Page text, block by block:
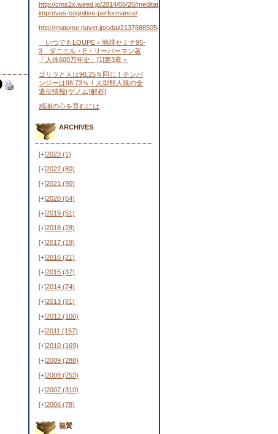
http://cms2x.wired.jp/2014/08/20/meditation-
improves-cognitive-performance/
http://matome.naver.jp/odai/2137688505443481701
いつでもLOUPE＜地球セミナ95-
3 ダニエル・E・リーバーマン著
「人体600万年史」[1]第3章＞
ゴリラと人は98.25％同じ！チンパ
ンジーは98.73％！大型類人猿の全
遺伝情報(ゲノム)解析!
感謝の心を育むには
ARCHIVES
[+]2023 (1)
[+]2022 (80)
[+]2021 (90)
[+]2020 (64)
[+]2019 (51)
[+]2018 (28)
[+]2017 (19)
[+]2016 (21)
[+]2015 (37)
[+]2014 (74)
[+]2013 (81)
[+]2012 (100)
[+]2011 (157)
[+]2010 (169)
[+]2009 (288)
[+]2008 (253)
[+]2007 (310)
[+]2006 (78)
協賛